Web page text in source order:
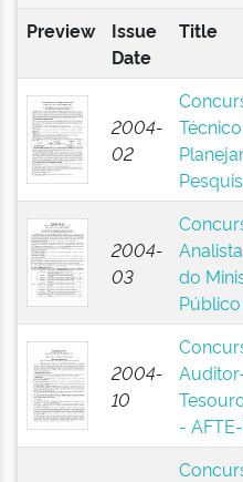
Preview
Issue
Date
Title
2004-
02
2004-
03
do
2004-
10
-